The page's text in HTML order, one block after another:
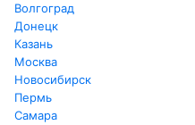
Волгоград
Донецк
Казань
Москва
Новосибирск
Пермь
Самара